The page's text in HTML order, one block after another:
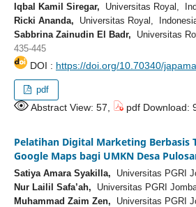
Iqbal Kamil Siregar, Universitas Royal,
Ricki Ananda, Universitas Royal,
Sabbrina Zainudin El Badr, Universitas
435-445
DOI : https://doi.org/10.70340/
pdf
Abstract View: 57, pdf Download:
Pelatihan Digital Marketing Berbasis
Google Maps bagi UMKN Desa
Satiya Amara Syakilla, Universitas PGRI
Nur Lailil Safa’ah, Universitas PGRI
Muhammad Zaim Zen, Universitas PGRI